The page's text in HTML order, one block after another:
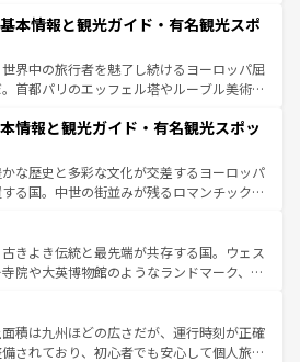
タリア情報はコンテンツ一覧を参照してほ
の国では、情熱的なフラメンコ、熱気あふ
て美味しいタパスが生活の一部となってい
ードの洗練された雰囲気や、バルセロナの
街角から、地方では古代ローマ遺跡や中世
って風土や気候が異なるスペインはその個
を参照してほしい。
本情報と観光ガイド・有名観光スポ
界中の旅行者を魅了し続けるヨーロッパ屈
首都パリのエッフェル塔やルーブル美術館
が詰まっている。華麗な宮殿、歴史的な大
ーチ、そして豊かな自然が、訪れる者を心
また、フランスは美食の国としても知ら
理はユネスコ無形文化遺産にも登録されて
ダー畑など、多彩な楽しみ方が可能だ。さ
外の地域にも魅力が溢れており、どの街角に
文化が息づいている。パリ以外の個性あふ
い。
情報と観光ガイド・有名観光スポッ
かな歴史と多彩な文化が交差するヨーロッパ
る国。中世の街並みが残るロマンチック街
は、どこを歩いても飽きることがない。ベ
活気、バイエルン州のアルプスの絶景、そ
いのワイン畑といった風景は必見。ビール
はぜひ体験してほしい。 なお、新着の
コンテンツ一覧を参照してほしい。
きよき伝統と最先端が共存する国。ウェス
院や大英博物館のようなランドマーク、歴
る魅力がある。また、優雅なアフタヌーン
好きにはたまらない英国パブ、サッカー観
からこそできる体験も豊富。イギリスを旅
積は九州ほどの広さだが、運行時刻が正確
されており、初心者でも安心して個人旅行